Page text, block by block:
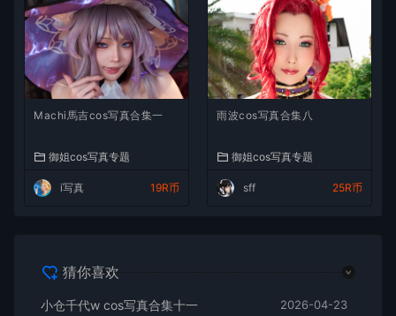
Machi馬吉cos写真合集一
御姐cos写真专题
i写真 19R币
雨波cos写真合集八
御姐cos写真专题
sff 25R币
猜你喜欢
小仓千代w cos写真合集十一 2026-04-23